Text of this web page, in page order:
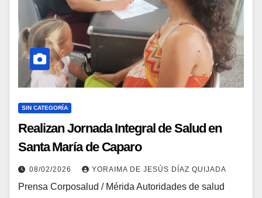
SIN CATEGORÍA
Realizan Jornada Integral de Salud en
Santa María de Caparo
08/02/2026 YORAIMA DE JESÚS DÍAZ QUIJADA
Prensa Corposalud / Mérida Autoridades de salud